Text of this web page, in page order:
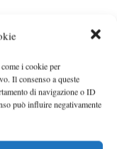
i cookie per
Il consenso a queste
di navigazione o ID
può influire negativamente